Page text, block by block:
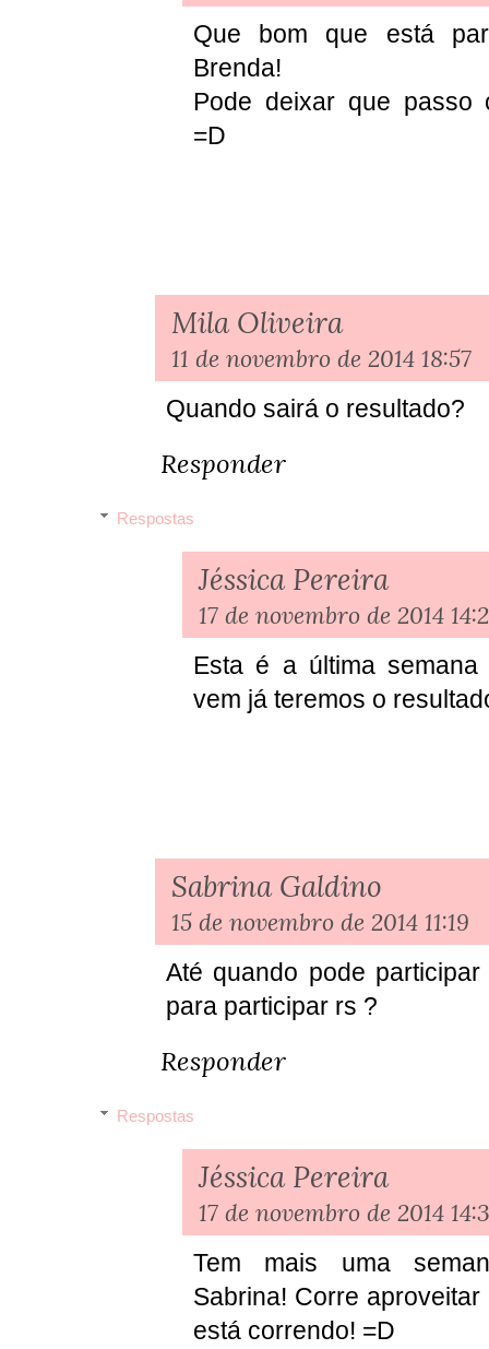
Que bom que está
Brenda!
Pode deixar que passo
=D
Mila Oliveira
11 de novembro de 2014 18:57
Quando sairá o resultado?
Responder
Respostas
Jéssica Pereira
17 de novembro de 2014
Esta é a última
vem já teremos o
Sabrina Galdino
15 de novembro de 2014 11:19
Até quando pode
para participar rs ?
Responder
Respostas
Jéssica Pereira
17 de novembro de 2014
Tem mais uma
Sabrina! Corre
está correndo! =D